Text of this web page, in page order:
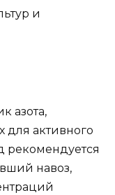
и
азота,
для активного
рекомендуется
навоз,